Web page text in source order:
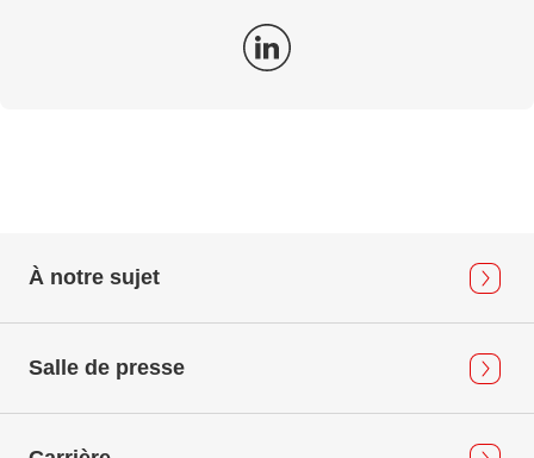
À notre sujet
Salle de presse